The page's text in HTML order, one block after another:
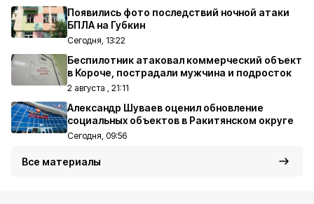
Появились фото последствий ночной атаки
БПЛА на Губкин
Сегодня, 13:22
Беспилотник атаковал коммерческий объект
в Короче, пострадали мужчина и подросток
2 августа , 21:11
Александр Шуваев оценил обновление
социальных объектов в Ракитянском округе
Сегодня, 09:56
Все материалы